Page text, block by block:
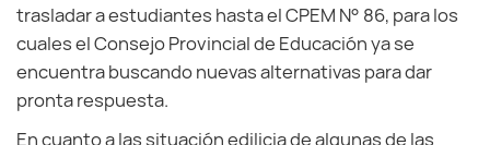
trasladar a estudiantes hasta el CPEM N° 86, para los
cuales el Consejo Provincial de Educación ya se
encuentra buscando nuevas alternativas para dar
pronta respuesta.
En cuanto a las situación edilicia de algunas de las